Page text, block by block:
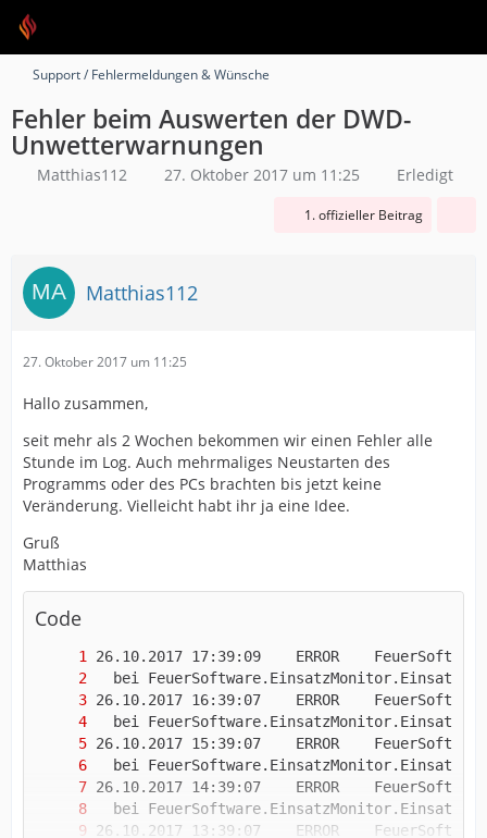
Support / Fehlermeldungen & Wünsche
Fehler beim Auswerten der DWD-
Unwetterwarnungen
Matthias112 27. Oktober 2017 um 11:25 Erledigt
1. offizieller Beitrag
Matthias112
27. Oktober 2017 um 11:25
Hallo zusammen,
seit mehr als 2 Wochen bekommen wir einen Fehler alle
Stunde im Log. Auch mehrmaliges Neustarten des
Programms oder des PCs brachten bis jetzt keine
Veränderung. Vielleicht habt ihr ja eine Idee.
Gruß
Matthias
Code